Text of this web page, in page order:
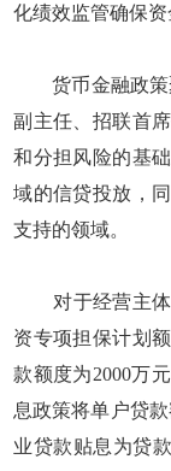
化绩效监管确保资
货币金融政策
副主任、招联首
和分担风险的基
域的信贷投放，
支持的领域。
对于经营主体
资专项担保计划
款额度为2000万
息政策将单户贷
业贷款贴息为贷